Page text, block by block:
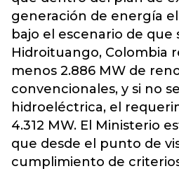
generación de energía
bajo el escenario de que
Hidroituango, Colombia
menos 2.886 MW de
convencionales, y si no
hidroeléctrica, el
4.312 MW. El Ministerio
que desde el punto de
cumplimiento de